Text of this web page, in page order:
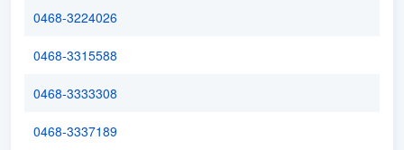
0468-3224026
0468-3315588
0468-3333308
0468-3337189